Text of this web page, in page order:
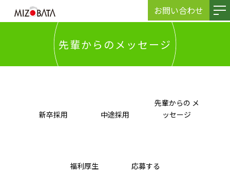
お問い合わせ
先輩からのメッセージ
新卒採用 中途採用
先輩からの メ
ッセージ
福利厚生 応募する